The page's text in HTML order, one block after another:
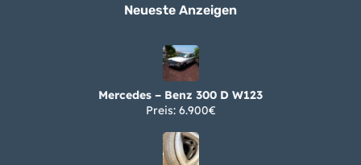
Neueste Anzeigen
Mercedes – Benz 300 D W123
Preis: 6.900€